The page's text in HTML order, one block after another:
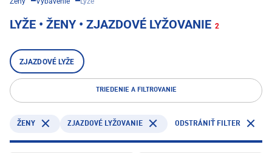
LYŽE • ŽENY • ZJAZDOVÉ LYŽOVANIE 2
ZJAZDOVÉ LYŽE
TRIEDENIE A FILTROVANIE
ŽENY ZJAZDOVÉ LYŽOVANIE ODSTRÁNIŤ FILTER